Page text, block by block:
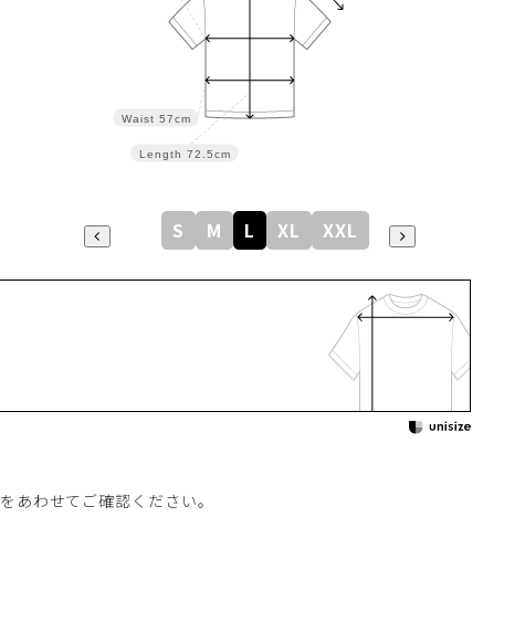
Length 72.5cm
Waist 57cm
S M L XL XXL
をあわせてご確認ください。